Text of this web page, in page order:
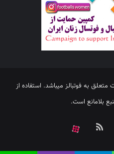
به فوتبالز میباشد. استفاده از
بلامانع است.
تلگرام خوراک